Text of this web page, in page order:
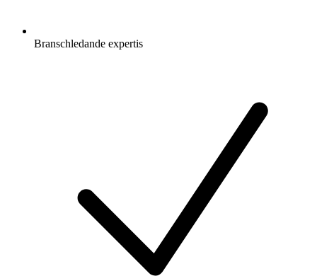
Branschledande expertis